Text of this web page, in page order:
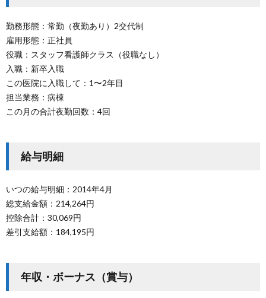
勤務形態：常勤（夜勤あり）2交代制
雇用形態：正社員
役職：スタッフ看護師クラス（役職なし）
入職：新卒入職
この医院に入職して：1〜2年目
担当業務：病棟
この月の合計夜勤回数：4回
給与明細
いつの給与明細：2014年4月
総支給金額：214,264円
控除合計：30,069円
差引支給額：184,195円
年収・ボーナス（賞与）